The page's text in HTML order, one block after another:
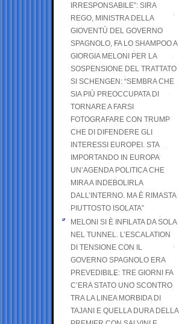
IRRESPONSABILE”: SIRA
REGO, MINISTRA DELLA
GIOVENTÙ DEL GOVERNO
SPAGNOLO, FA LO SHAMPOO A
GIORGIA MELONI PER LA
SOSPENSIONE DEL TRATTATO
SI SCHENGEN: “SEMBRA CHE
SIA PIÙ PREOCCUPATA DI
TORNARE A FARSI
FOTOGRAFARE CON TRUMP
CHE DI DIFENDERE GLI
INTERESSI EUROPEI. STA
IMPORTANDO IN EUROPA
UN’AGENDA POLITICA CHE
MIRA A INDEBOLIRLA
DALL’INTERNO. MA È RIMASTA
PIUTTOSTO ISOLATA”
MELONI SI È INFILATA DA SOLA
NEL TUNNEL. L’ESCALATION
DI TENSIONE CON IL
GOVERNO SPAGNOLO ERA
PREVEDIBILE: TRE GIORNI FA
C’ERA STATO UNO SCONTRO
TRA LA LINEA MORBIDA DI
TAJANI E QUELLA DURA DELLA